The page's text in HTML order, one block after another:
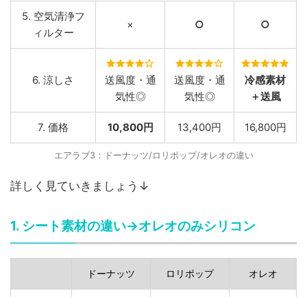
5. 空気清浄フ
ィルター
× ○ ○
6. 涼しさ
送風度・通
気性◎
送風度・通
気性◎
冷感素材
＋送風
7. 価格 10,800円 13,400円 16,800円
エアラブ3：ドーナッツ/ロリポップ/オレオの違い
詳しく見ていきましょう↓
1. シート素材の違い→オレオのみシリコン
ドーナッツ ロリポップ オレオ